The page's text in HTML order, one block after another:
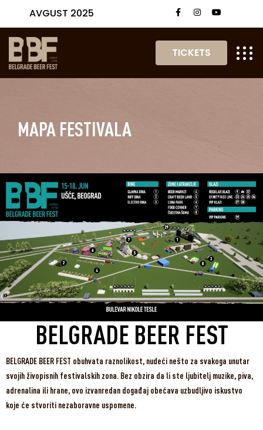
AVGUST 2025
TICKETS
MAPA FESTIVALA
BELGRADE BEER FEST
BELGRADE BEER FEST obuhvata raznolikost, nudeći nešto za svakoga unutar
svojih živopisnih festivalskih zona. Bez obzira da li ste ljubitelj muzike, piva,
adrenalina ili hrane, ovo izvanredan događaj obećava uzbudljivo iskustvo
koje će stvoriti nezaboravne uspomene.